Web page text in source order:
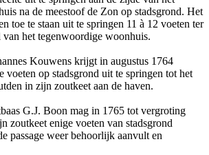
na de meestoof de Zon op stadsgrond. Het
toe te staan uit te springen 11 à 12 voeten ter
het tegenwoordige woonhuis.
Kouwens krijgt in augustus 1764
voeten op stadsgrond uit te springen tot het
in zijn zoutkeet aan de haven.
G.J. Boon mag in 1765 tot vergroting
zoutkeet enige voeten van stadsgrond
passage weer behoorlijk aanvult en